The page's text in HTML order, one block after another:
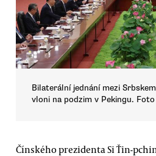
Bilaterální jednání mezi
vloni na podzim v Pekingu.
Čínského prezidenta Si Ťin-